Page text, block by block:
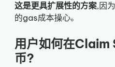
这是更具扩展性的方案,因
的gas成本操心。
用户如何在Claim
币?